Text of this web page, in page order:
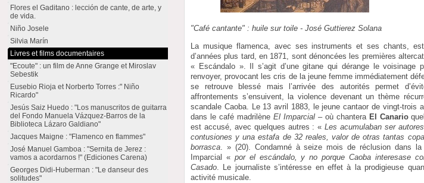
"Café cantante" : huile sur toile - José Guttierez Solana
La musique flamenca, avec ses instruments et ses chants,
d’années plus tard, en 1871, sont dénoncées les premières
« Escándalo ». Il s’agit d’une gitane qui dérange le
renvoyer, provocant les cris de la jeune femme immédiatement
se retrouve blessé mais l’arrivée des autorités permet
affrontements s’ensuivent, la violence devenant un thème
scandale Caoba. Le 13 avril 1883, le jeune cantaor de vingt-trois
dans le café madrilène El Imparcial– où chantera El Canario
est accusé, avec quelques autres : «Les acumulaban ser
contusiones y una estafa de 32 reales, valor de otras tantas
borrasca. » (20). Condamné à seize mois de réclusion dans la
Imparcial « por el escándalo, y no porque Caoba interesase
Casado. Le journaliste s’intéresse en effet à la prodigieuse
activité musicale.
Flores el Gaditano : lección de cante, de arte, y
de vida.
Niño Josele
Silvia Marín
Livres et films documentaires
"Ecoute" : un film de Anne Grange et Miroslav
Sebestik
Eusebio Rioja et Norberto Torres :" Niño
Ricardo"
Jesús Saiz Huedo : "Los manuscritos de guitarra
del Fondo Manuela Vázquez-Barros de la
Biblioteca Lázaro Galdiano"
Jacques Maigne : "Flamenco en flammes"
José Manuel Gamboa : "Sernita de Jerez :
vamos a acordarnos !" (Ediciones Carena)
Georges Didi-Huberman : "Le danseur des
solitudes"